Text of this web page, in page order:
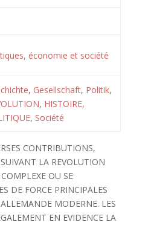
économie et société
, Gesellschaft, Politik,
, HISTOIRE,
, Société
CONTRIBUTIONS,
LA REVOLUTION
OU SE
DE FORCE PRINCIPALES
MODERNE. LES
EN EVIDENCE LA